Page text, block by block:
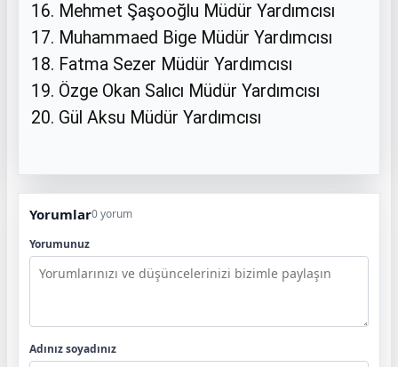
16. Mehmet Şaşooğlu Müdür Yardımcısı
17. Muhammaed Bige Müdür Yardımcısı
18. Fatma Sezer Müdür Yardımcısı
19. Özge Okan Salıcı Müdür Yardımcısı
20. Gül Aksu Müdür Yardımcısı
Yorumlar0 yorum
Yorumunuz
Adınız soyadınız